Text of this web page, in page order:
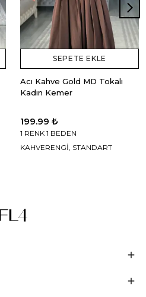
SEPETE EKLE
Acı Kahve Gold MD Tokalı
Kadın Kemer
199.99 ₺
1 RENK 1 BEDEN
KAHVERENGİ, STANDART